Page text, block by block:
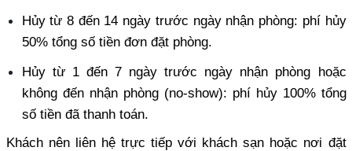
Hủy từ 8 đến 14 ngày trước ngày nhận phòng: phí hủy
50% tổng số tiền đơn đặt phòng.
Hủy từ 1 đến 7 ngày trước ngày nhận phòng hoặc
không đến nhận phòng (no-show): phí hủy 100% tổng
số tiền đã thanh toán.
Khách nên liên hệ trực tiếp với khách sạn hoặc nơi đặt